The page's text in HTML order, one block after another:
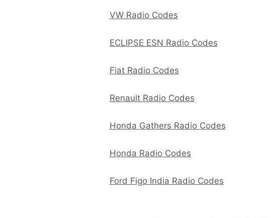
VW Radio Codes
ECLIPSE ESN Radio Codes
Fiat Radio Codes
Renault Radio Codes
Honda Gathers Radio Codes
Honda Radio Codes
Ford Figo India Radio Codes